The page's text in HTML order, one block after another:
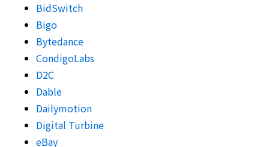
BidSwitch
Bigo
Bytedance
CondigoLabs
D2C
Dable
Dailymotion
Digital Turbine
eBay